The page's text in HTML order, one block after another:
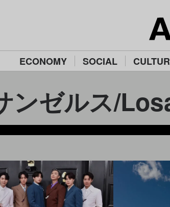
ECONOMY SOCIAL
ンゼルス/